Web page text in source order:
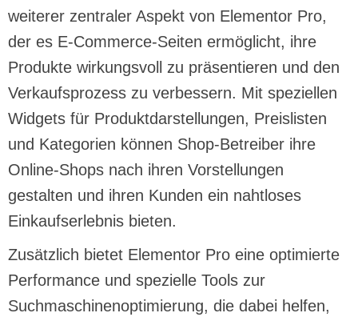
weiterer zentraler Aspekt von Elementor Pro,
der es E-Commerce-Seiten ermöglicht, ihre
Produkte wirkungsvoll zu präsentieren und den
Verkaufsprozess zu verbessern. Mit speziellen
Widgets für Produktdarstellungen, Preislisten
und Kategorien können Shop-Betreiber ihre
Online-Shops nach ihren Vorstellungen
gestalten und ihren Kunden ein nahtloses
Einkaufserlebnis bieten.
Zusätzlich bietet Elementor Pro eine optimierte
Performance und spezielle Tools zur
Suchmaschinenoptimierung, die dabei helfen,